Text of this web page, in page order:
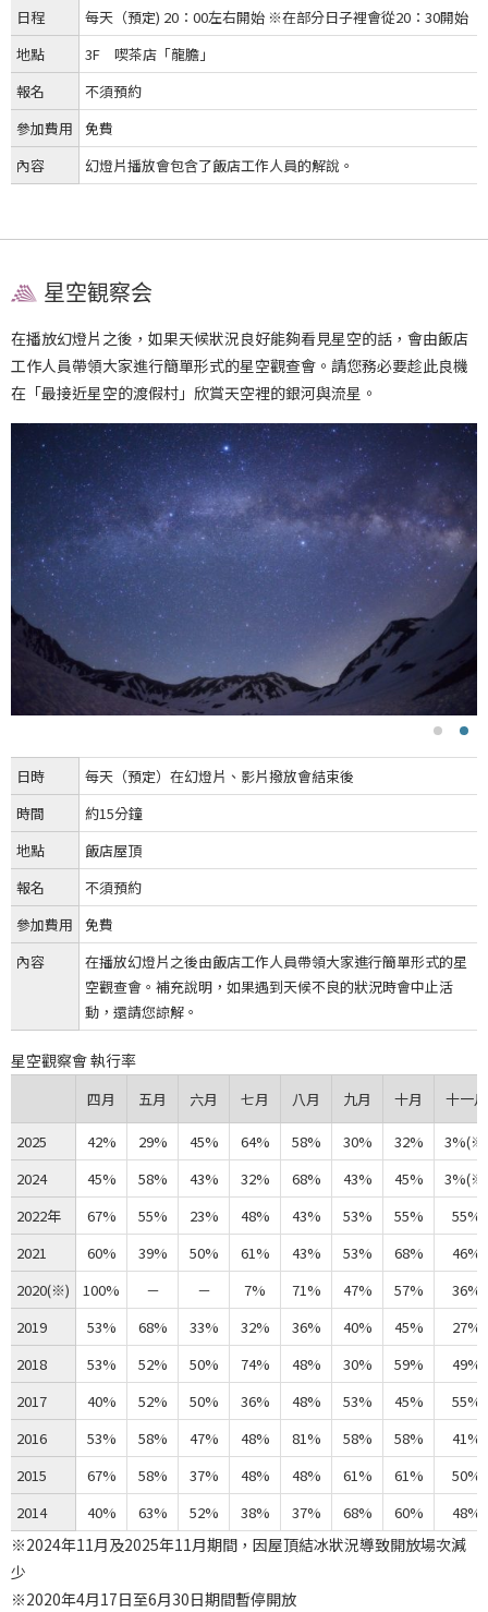
日程
每天（預定) 20：00左右開始 ※在部分日子裡會從20：30開始
地點
3F 喫茶店「龍膽」
報名
不須預約
參加費用
免費
內容
幻燈片播放會包含了飯店工作人員的解說。
星空観察会
在播放幻燈片之後，如果天候狀況良好能夠看見星空的話，會由飯店
工作人員帶領大家進行簡單形式的星空觀查會。請您務必要趁此良機
在「最接近星空的渡假村」欣賞天空裡的銀河與流星。
日時
每天（預定）在幻燈片、影片撥放會結束後
時間
約15分鐘
地點
飯店屋頂
報名
不須預約
參加費用
免費
內容
在播放幻燈片之後由飯店工作人員帶領大家進行簡單形式的星
空觀查會。補充說明，如果遇到天候不良的狀況時會中止活
動，還請您諒解。
星空觀察會 執行率
四月 五月 六月 七月 八月 九月 十月 十一月
2025 42% 29% 45% 64% 58% 30% 32%
3%(※)
2024
45% 58% 43% 32% 68% 43% 45%
3%(※)
2022年
67% 55% 23% 48% 43% 53% 55%
55%
2021
60% 39% 50% 61% 43% 53% 68%
46%
2020(※)
100% － － 7% 71% 47% 57%
36%
2019
53% 68% 33% 32% 36% 40% 45%
27%
2018
53% 52% 50% 74% 48% 30% 59%
49%
2017
40% 52% 50% 36% 48% 53% 45%
55%
2016
53% 58% 47% 48% 81% 58% 58%
41%
2015
67% 58% 37% 48% 48% 61% 61%
50%
2014
40% 63% 52% 38% 37% 68% 60% 48%
※2024年11月及2025年11月期間，因屋頂結冰狀況導致開放場次減
少
※2020年4月17日至6月30日期間暫停開放